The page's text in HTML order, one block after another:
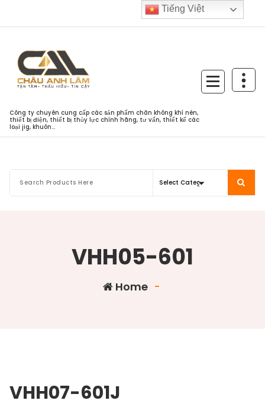
Công ty chuyên cung cấp các sản phẩm chân không khí nén,
thiết bị điện, thiết bị thủy lực chính hãng, tư vấn, thiết kế các
loại jig, khuôn...
VHH05-601
Home -
VHH07-601J
Tiếng Việt